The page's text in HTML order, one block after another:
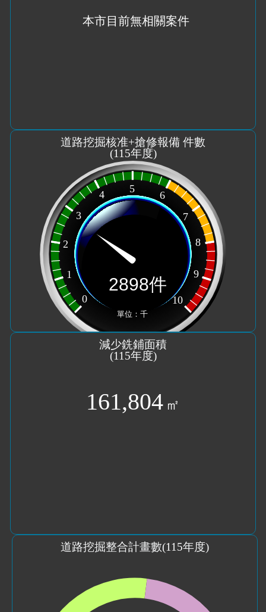
道路挖掘核准+搶修報備 件數
(115年度)
減少銑鋪面積
(115年度)
161,804 ㎡
道路挖掘整合計畫數(115年度)